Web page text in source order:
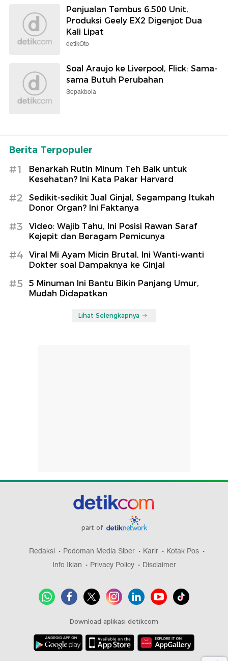
Penjualan Tembus 6.500 Unit,
Produksi Geely EX2 Digenjot Dua
Kali Lipat
detikOto
Soal Araujo ke Liverpool, Flick: Sama-
sama Butuh Perubahan
Sepakbola
Berita Terpopuler
#1
Benarkah Rutin Minum Teh Baik untuk
Kesehatan? Ini Kata Pakar Harvard
#2
Sedikit-sedikit Jual Ginjal, Segampang Itukah
Donor Organ? Ini Faktanya
#3
Video: Wajib Tahu, Ini Posisi Rawan Saraf
Kejepit dan Beragam Pemicunya
#4
Viral Mi Ayam Micin Brutal, Ini Wanti-wanti
Dokter soal Dampaknya ke Ginjal
#5
5 Minuman Ini Bantu Bikin Panjang Umur,
Mudah Didapatkan
Lihat Selengkapnya
part of
Redaksi Pedoman Media Siber Karir
Kotak Pos
Info Iklan
Privacy Policy Disclaimer
Download aplikasi detikcom